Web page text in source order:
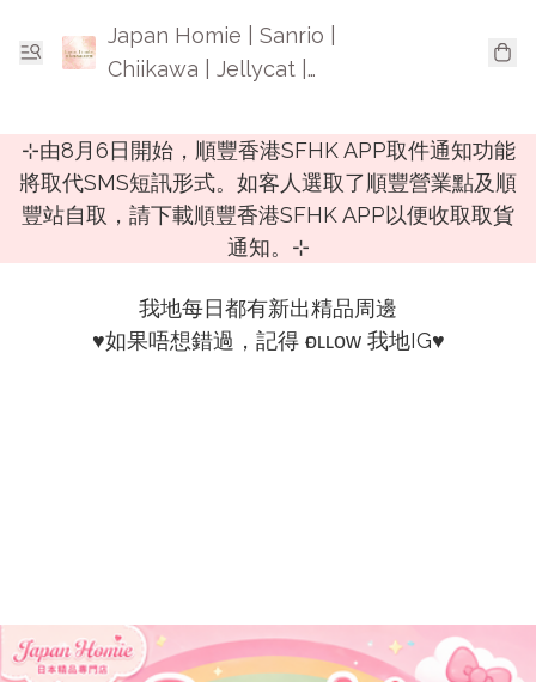
Japan Homie | Sanrio |
Chiikawa | Jellycat |
⊹由8月6日開始，順豐香港SFHK APP取件通知功能
將取代SMS短訊形式。如客人選取了順豐營業點及順
豐站自取，請下載順豐香港SFHK APP以便收取取貨
通知。⊹
我地每日都有新出精品周邊
♥️如果唔想錯過，記得 ғᴏʟʟᴏᴡ 我地IG♥️